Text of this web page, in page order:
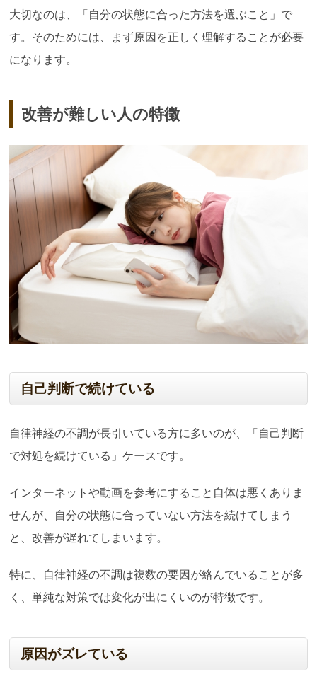
大切なのは、「自分の状態に合った方法を選ぶこと」で
す。そのためには、まず原因を正しく理解することが必要
になります。
改善が難しい人の特徴
自己判断で続けている
自律神経の不調が長引いている方に多いのが、「自己判断
で対処を続けている」ケースです。
インターネットや動画を参考にすること自体は悪くありま
せんが、自分の状態に合っていない方法を続けてしまう
と、改善が遅れてしまいます。
特に、自律神経の不調は複数の要因が絡んでいることが多
く、単純な対策では変化が出にくいのが特徴です。
原因がズレている